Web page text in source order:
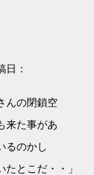
日：
んの閉鎖空
来た事があ
るのかし
とこだ・・」